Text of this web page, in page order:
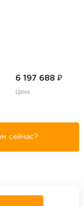
6 197 688₽
Цена
сейчас?